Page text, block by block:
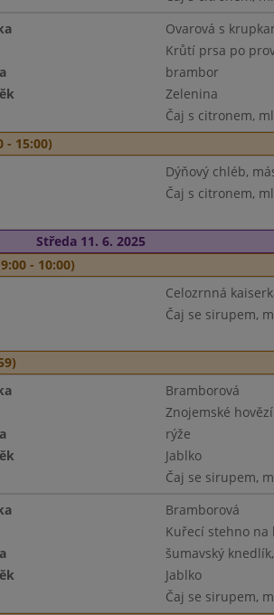
Ovarová s
Krůtí prsa po
brambor
Zelenina
Čaj s citronem,
- 15:00)
Dýňový chléb,
Čaj s citronem,
Středa 11. 6. 2025
- 10:00)
Celozrnná
Čaj se sirupem,
Bramborová
Znojemské
rýže
Jablko
Čaj se sirupem,
Bramborová
Kuřecí stehno na
šumavský
Jablko
Čaj se sirupem,